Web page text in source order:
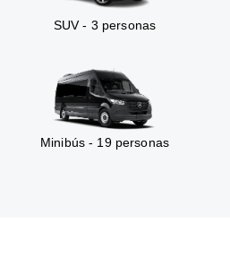
SUV - 3 personas
Minibús - 19 personas